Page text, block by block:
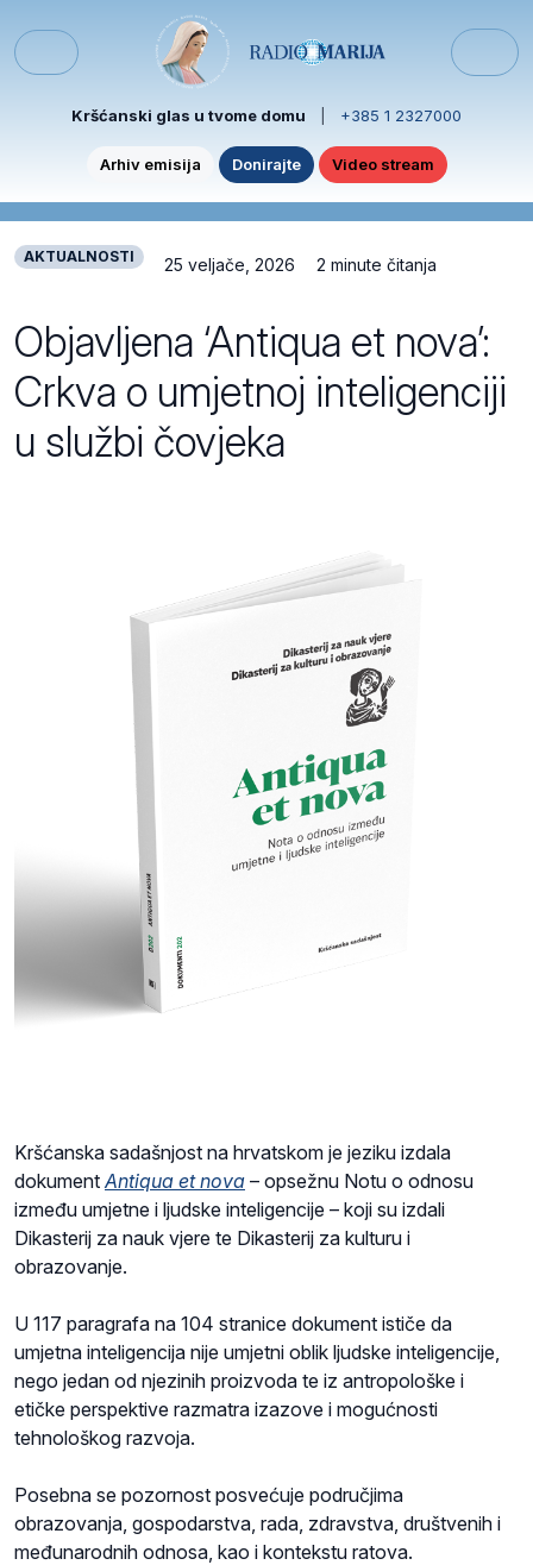
Menu
Kršćanski glas u tvome domu +385 1 2327000
Arhiv emisija Donirajte Video stream
AKTUALNOSTI 25 veljače, 2026 2 minute čitanja
Objavljena ‘Antiqua et nova’:
Crkva o umjetnoj inteligenciji
u službi čovjeka
Kršćanska sadašnjost na hrvatskom je jeziku izdala
dokument Antiqua et nova – opsežnu Notu o odnosu
između umjetne i ljudske inteligencije – koji su izdali
Dikasterij za nauk vjere te Dikasterij za kulturu i
obrazovanje.
U 117 paragrafa na 104 stranice dokument ističe da
umjetna inteligencija nije umjetni oblik ljudske inteligencije,
nego jedan od njezinih proizvoda te iz antropološke i
etičke perspektive razmatra izazove i mogućnosti
tehnološkog razvoja.
Posebna se pozornost posvećuje područjima
obrazovanja, gospodarstva, rada, zdravstva, društvenih i
međunarodnih odnosa, kao i kontekstu ratova.